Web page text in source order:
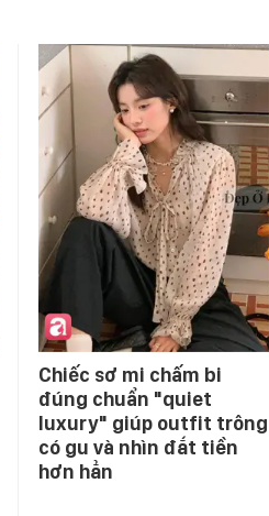
Chiếc sơ mi chấm bi
đúng chuẩn "quiet
luxury" giúp outfit trông
có gu và nhìn đắt tiền
hơn hẳn